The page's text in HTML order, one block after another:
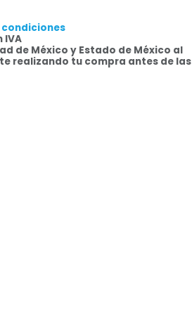
condiciones
IVA
de México y Estado de México al
realizando tu compra antes de las